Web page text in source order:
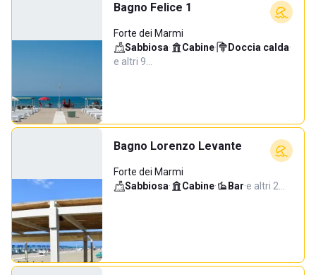
Bagno Felice 1
Forte dei Marmi
Sabbiosa· Cabine· Doccia calda·
e altri 9…
Bagno Lorenzo Levante
Forte dei Marmi
Sabbiosa· Cabine· Bar·e altri 2…